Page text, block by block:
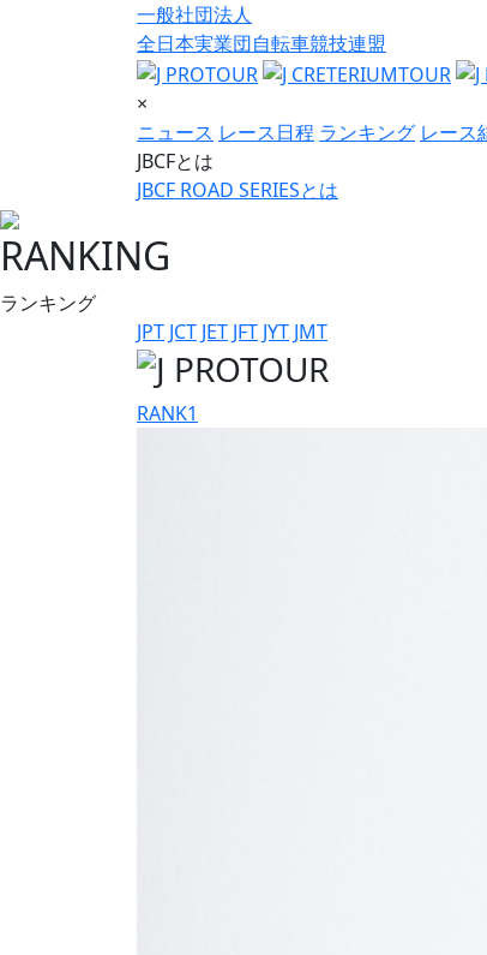
一般社団法人
全日本実業団自転車競技連盟
×
ニュース レース日程 ランキング レース
JBCFとは
JBCF ROAD SERIESとは
RANKING
ランキング
JPT JCT JET JFT JYT JMT
RANK1